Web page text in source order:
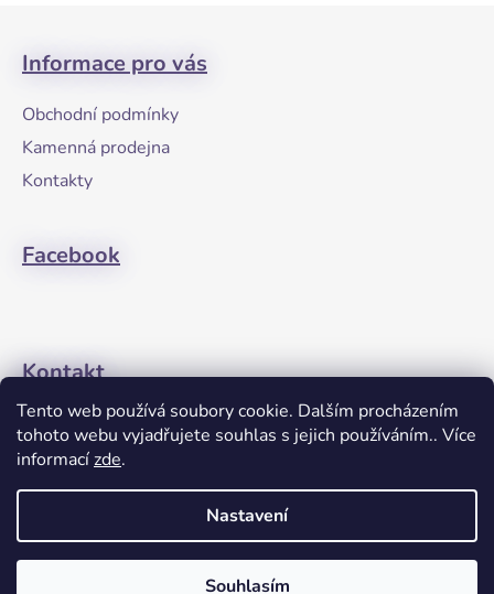
Tento web používá soubory cookie. Dalším procházením
tohoto webu vyjadřujete souhlas s jejich používáním.. Více
informacízde.
Nastavení
Souhlasím
Informace pro vás
Obchodní podmínky
Kamenná prodejna
Kontakty
Facebook
Kontakt
+420608274762